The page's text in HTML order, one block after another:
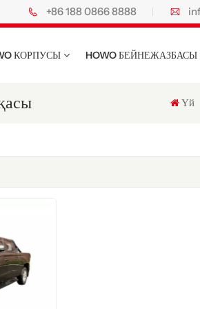
+86 188 0866 8888
КОРПУСЫ HOWO БЕЙНЕЖАЗБАСЫ
Үй